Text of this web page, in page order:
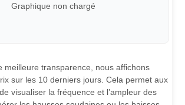
Graphique non chargé
meilleure transparence, nous affichons
sur les 10 derniers jours. Cela permet aux
visualiser la fréquence et l’ampleur des